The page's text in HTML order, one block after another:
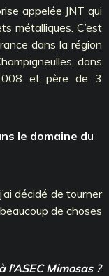
appelée JNT qui
métalliques. C’est
dans la région
dans
et père de 3
le domaine du
décidé de tourner
de choses
Mimosas ?